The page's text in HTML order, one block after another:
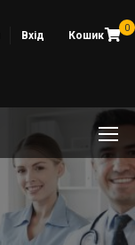
0
Вхід Кошик